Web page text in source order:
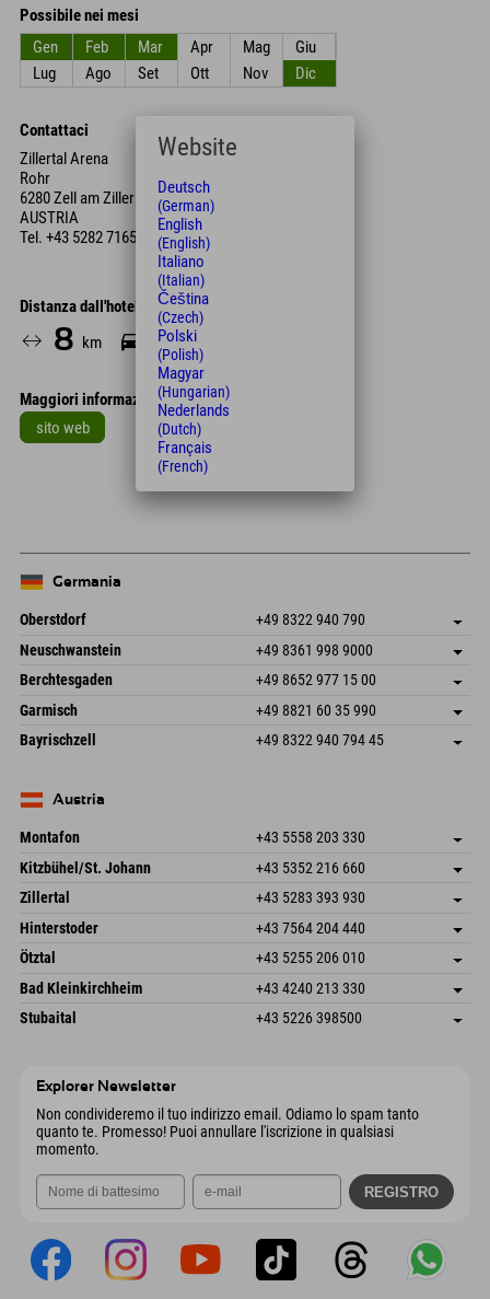
Possibile nei mesi
Gen
Feb Mar Apr Mag
Giu
Lug
Ago Set Ott Nov Dic
Contattaci
Zillertal Arena
Rohr
6280 Zell am Ziller
AUSTRIA
Tel. +43 5282 7165
Distanza dall'hotel
8 km 8 Min.
Maggiori informazioni
sito web
Leaflet
Germania
Oberstdorf +49 8322 940 790
An der Breitach 3
87538 Fischen I. Allgäu
Germania
Salva indirizzo
Informazioni sull'arrivo
Prenotazione
Neuschwanstein +49 8361 998 9000
An der Riese 45
87484 Nesselwang im Allgäu
Germania
Salva indirizzo
Prenotazione
Berchtesgaden +49 8652 977 15 00
Hofreitstr. 7
83471 Schönau am Königssee
Germania
Salva indirizzo
Informazioni sull'arrivo
Prenotazione
Garmisch +49 8821 60 35 990
Frickenstraße 22
82490 Farchant
Salva indirizzo
Bayrischzell +49 8322 940 794 45
Germania
Austria
Montafon +43 5558 203 330
Dorfstr. 127b
6793 Gaschurn/Montafon
Austria
Salva indirizzo
Informazioni sull'arrivo
Prenotazione
Kitzbühel/St. Johann +43 5352 216 660
Speckbacherstraße 87
Austria
Salva indirizzo
Prenotazione
Zillertal +43 5283 393 930
Schmiedau 2
6272 Kaltenbach im Zillertal
Austria
Salva indirizzo
Informazioni sull'arrivo
Prenotazione
Hinterstoder +43 7564 204 440
Freizeitpark 10
Austria
Salva indirizzo
Prenotazione
Ötztal +43 5255 206 010
Gscheat 14
6441 Umhausen
Austria
Salva indirizzo
Informazioni sull'arrivo
Prenotazione
Bad Kleinkirchheim +43 4240 213 330
Dorfstraße 24
Salva indirizzo
Stubaital +43 5226 398500
Explorer Newsletter
Non condivideremo il tuo indirizzo email. Odiamo lo spam tanto
quanto te. Promesso! Puoi annullare l'iscrizione in qualsiasi
momento.
Website
Deutsch
(German)
English
(English)
Italiano
(Italian)
Čeština
(Czech)
Polski
(Polish)
Magyar
(Hungarian)
Nederlands
(Dutch)
Français
(French)